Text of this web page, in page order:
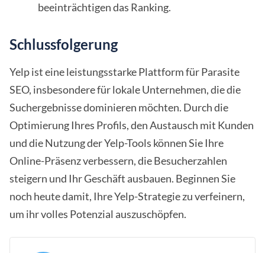
beeinträchtigen das Ranking.
Schlussfolgerung
Yelp ist eine leistungsstarke Plattform für Parasite
SEO, insbesondere für lokale Unternehmen, die die
Suchergebnisse dominieren möchten. Durch die
Optimierung Ihres Profils, den Austausch mit Kunden
und die Nutzung der Yelp-Tools können Sie Ihre
Online-Präsenz verbessern, die Besucherzahlen
steigern und Ihr Geschäft ausbauen. Beginnen Sie
noch heute damit, Ihre Yelp-Strategie zu verfeinern,
um ihr volles Potenzial auszuschöpfen.